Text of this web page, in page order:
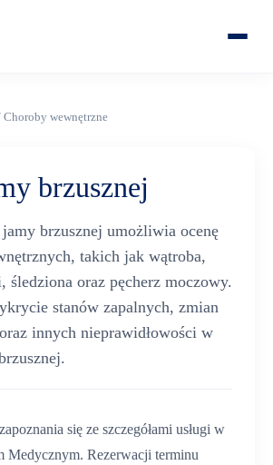
Choroby wewnętrzne
brzusznej
brzusznej umożliwia ocenę
takich jak wątroba,
śledziona oraz pęcherz moczowy.
stanów zapalnych, zmian
innych nieprawidłowości w
się ze szczegółami usługi w
Medycznym. Rezerwacji terminu